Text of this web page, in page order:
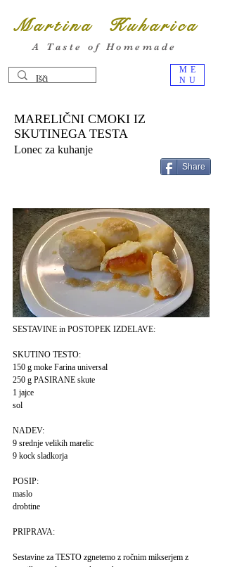
ME
NU
Martina Kuharica
A Taste of Homemade
MARELIČNI CMOKI IZ
SKUTINEGA TESTA
Lonec za kuhanje
Share
SESTAVINE in POSTOPEK IZDELAVE:
SKUTINO TESTO:
150 g moke Farina universal
250 g PASIRANE skute
1 jajce
sol
NADEV:
9 srednje velikih marelic
9 kock sladkorja
POSIP:
maslo
drobtine
PRIPRAVA:
Sestavine za TESTO zgnetemo z ročnim mikserjem z